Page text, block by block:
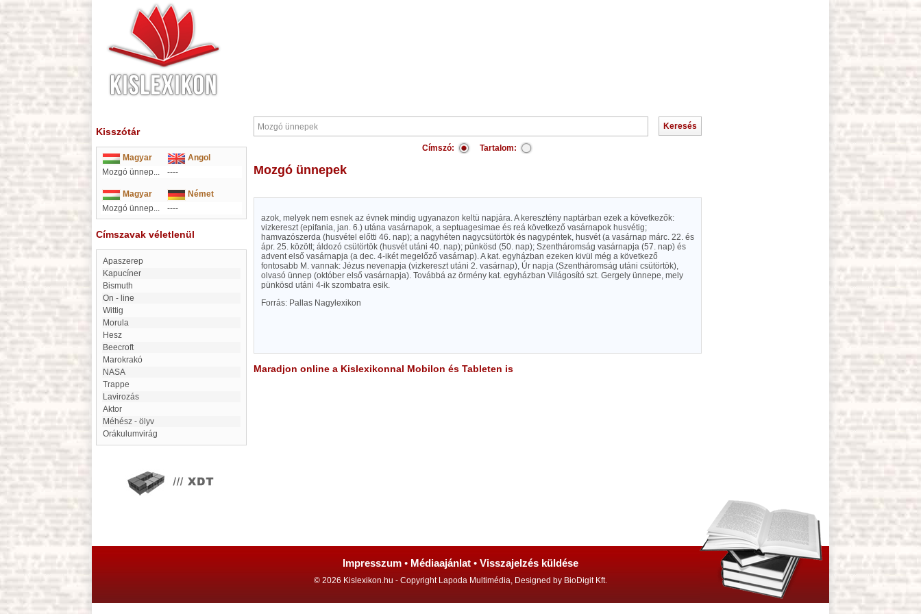
Kisszótár
Magyar
Angol
Mozgó ünnep...
----
Magyar
Német
Mozgó ünnep...
----
Címszavak véletlenül
apaszerep
kapucíner
Bismuth
On - line
Wittig
morula
hesz
Beecroft
Marokrakó
NASA
Trappe
Lavirozás
Aktor
Méhész - ölyv
Orákulumvirág
Címszó: Tartalom:
Mozgó ünnepek
azok, melyek nem esnek az évnek mindig ugyanazon keltü napjára. A keresztény naptárban ezek a következők:
vizkereszt (epifania, jan. 6.) utána vasárnapok, a septuagesimae és reá következő vasárnapok husvétig;
hamvazószerda (husvétel előtti 46. nap); a nagyhéten nagycsütörtök és nagypéntek, husvét (a vasárnap márc. 22. és
ápr. 25. között; áldozó csütörtök (husvét utáni 40. nap); pünkösd (50. nap); Szentháromság vasárnapja (57. nap) és
advent első vasárnapja (a dec. 4-ikét megelőző vasárnap). A kat. egyházban ezeken kivül még a következő
fontosabb M. vannak: Jézus nevenapja (vizkereszt utáni 2. vasárnap), Úr napja (Szentháromság utáni csütörtök),
olvasó ünnep (október első vasárnapja). Továbbá az örmény kat. egyházban Világosító szt. Gergely ünnepe, mely
pünkösd utáni 4-ik szombatra esik.
Forrás: Pallas Nagylexikon
Maradjon online a Kislexikonnal Mobilon és Tableten is
Impresszum • Médiaajánlat • Visszajelzés küldése
© 2026 Kislexikon.hu - Copyright Lapoda Multimédia, Designed by BioDigit Kft.